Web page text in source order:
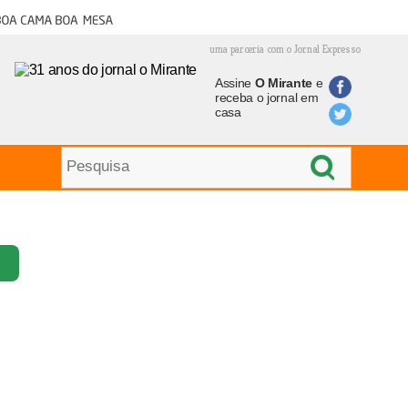
cama boa mesa
uma parceria com o Jornal Expresso
Assine O Mirantee
receba o jornal em
casa